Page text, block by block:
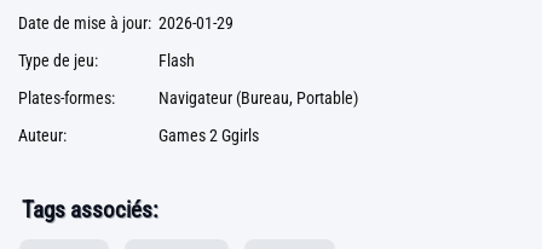
Date de mise à jour: 2026-01-29
Type de jeu:
Flash
Plates-formes:
Navigateur (Bureau, Portable)
Auteur:
Games 2 Ggirls
Tags associés: